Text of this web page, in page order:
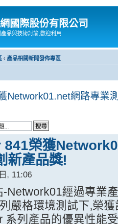
國際股份有限公司
品與技術討論,歡迎利用
‹ 產品相關新聞發佈專區
Network01.net網路專業
榮獲
新產品獎!
, 11:06
Network01經過專業
嚴格環境測試下,榮
系列產品的優異性能